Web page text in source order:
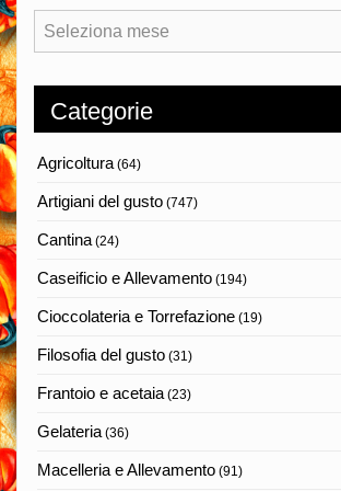
Archivi
Categorie
Agricoltura (64)
Artigiani del gusto (747)
Cantina (24)
Caseificio e Allevamento (194)
Cioccolateria e Torrefazione (19)
Filosofia del gusto (31)
Frantoio e acetaia (23)
Gelateria (36)
Macelleria e Allevamento (91)